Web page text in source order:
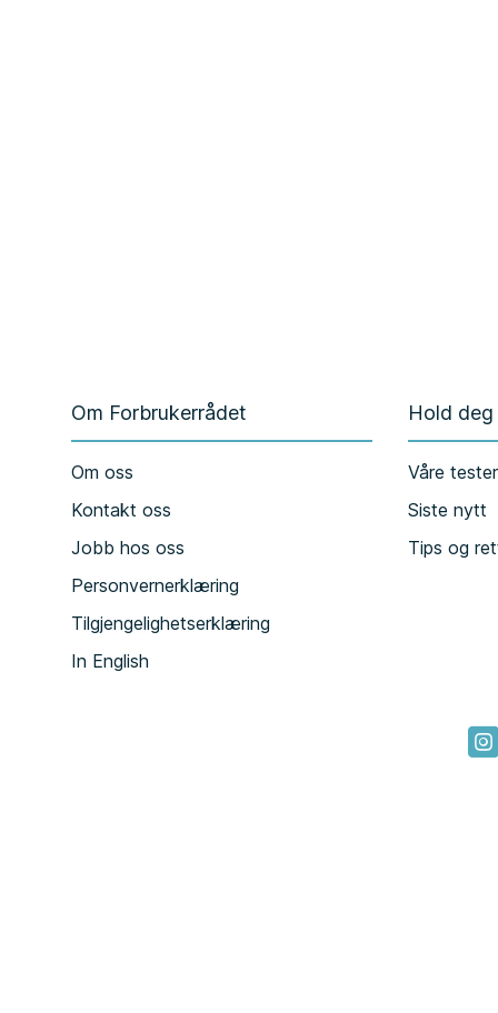
Om Forbrukerrådet
Om oss
Kontakt oss
Jobb hos oss
Personvernerklæring
Tilgjengelighetserklæring
In English
Hold
Våre tester
Siste nytt
Tips og